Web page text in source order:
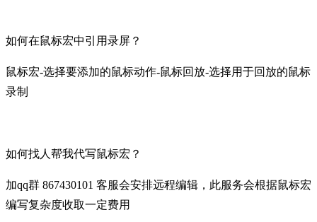
如何在鼠标宏中引用录屏？
鼠标宏-选择要添加的鼠标动作-鼠标回放-选择用于回放的鼠标
录制
如何找人帮我代写鼠标宏？
加qq群 867430101 客服会安排远程编辑，此服务会根据鼠标宏
编写复杂度收取一定费用